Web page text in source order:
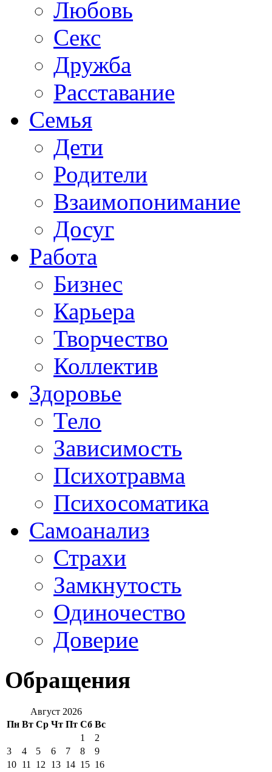
Любовь
Секс
Дружба
Расставание
Семья
Дети
Родители
Взаимопонимание
Досуг
Работа
Бизнес
Карьера
Творчество
Коллектив
Здоровье
Тело
Зависимость
Психотравма
Психосоматика
Самоанализ
Страхи
Замкнутость
Одиночество
Доверие
Обращения
Август 2026
Пн Вт Ср Чт Пт Сб Вс
1
2
3
4 5 6 7 8
9
10 11 12 13 14 15 16